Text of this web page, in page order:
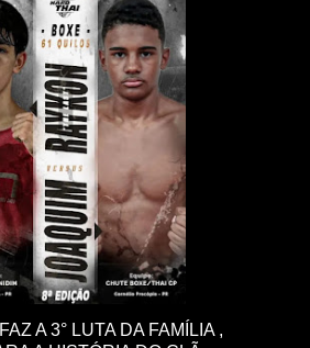
A 3° LUTA DA FAMÍLIA ,